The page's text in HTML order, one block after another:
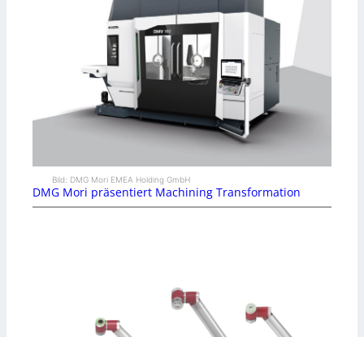
Bild: DMG Mori EMEA Holding GmbH
DMG Mori präsentiert Machining Transformation